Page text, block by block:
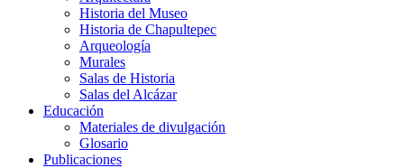
Historia del Museo
Historia de Chapultepec
Arqueología
Murales
Salas de Historia
Salas del Alcázar
Educación
Materiales de divulgación
Glosario
Publicaciones